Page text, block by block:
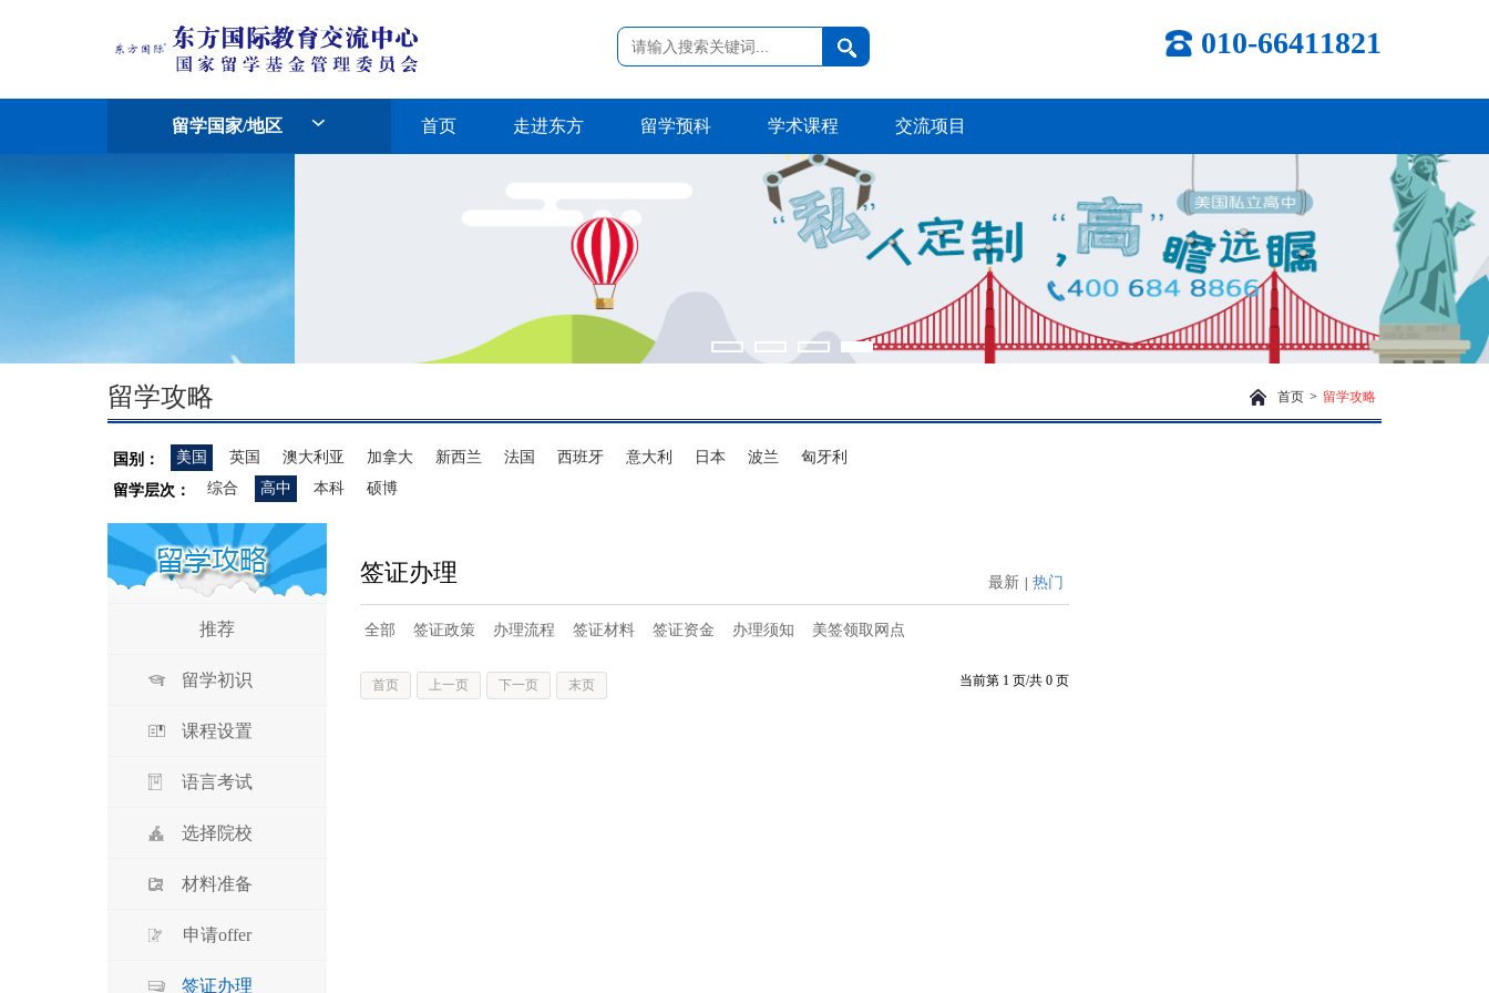
010-66411821
留学国家/地区 首页 走进东方 留学预科 学术课程 交流项目
留学攻略 首页 > 留学攻略
国别： 美国 英国 澳大利亚 加拿大 新西兰 法国 西班牙 意大利 日本 波兰
匈牙利
留学层次：
综合 高中 本科 硕博
推荐
留学初识
课程设置
语言考试
选择院校
材料准备
申请offer
签证办理
签证办理 最新 热门
全部 签证政策 办理流程 签证材料 签证资金 办理须知 美签领取网点
末页
下一页
上一页
首页 当前第 1 页/共 0 页